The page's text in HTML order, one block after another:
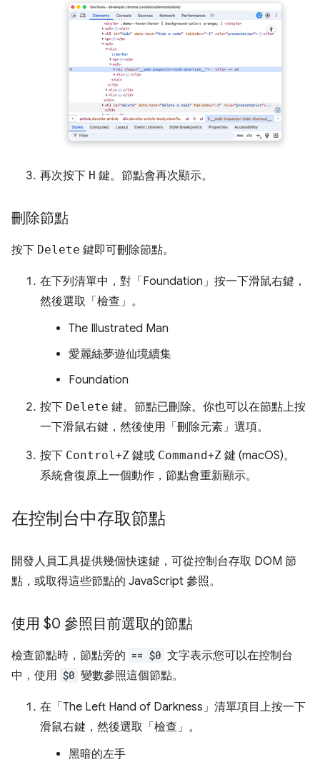
再次按下 H 鍵。節點會再次顯示。
刪除節點
按下 Delete 鍵即可刪除節點。
在下列清單中，對「Foundation」 按一下滑鼠右鍵，
然後選取「檢查」 。
The Illustrated Man
愛麗絲夢遊仙境續集
Foundation
按下 Delete 鍵。節點已刪除。你也可以在節點上按
一下滑鼠右鍵，然後使用「刪除元素」 選項。
按下 Control +Z 鍵或 Command+Z 鍵 (macOS)。
系統會復原上一個動作，節點會重新顯示。
在控制台中存取節點
開發人員工具提供幾個快速鍵，可從控制台存取 DOM 節
點，或取得這些節點的 JavaScript 參照。
使用 $0 參照目前選取的節點
檢查節點時，節點旁的 == $0 文字表示您可以在控制台
中，使用 $0 變數參照這個節點。
在「The Left Hand of Darkness」 清單項目上按一下
滑鼠右鍵，然後選取「檢查」 。
黑暗的左手